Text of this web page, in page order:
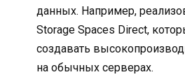
данных. Например,
Storage Spaces Direct,
создавать
на обычных серверах.